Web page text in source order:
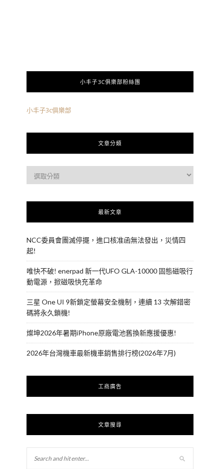
小丰子3C俱樂部粉絲團
小丰子3c俱樂部
文章分類
最新文章
NCC委員會團滅停擺，進口核准函無法發出，災情四
起!
唯快不破! enerpad 新一代UFO GLA-10000 固態磁吸行
動電源，掀磁吸快充革命
三星 One UI 9新鎖定螢幕安全機制，連續 13 次解錯密
碼將永久鎖機!
燦坤2026年暑期iPhone原廠電池舊換新應援優惠!
2026年台灣機車最新機車銷售排行榜(2026年7月)
工商廣告
文章搜尋